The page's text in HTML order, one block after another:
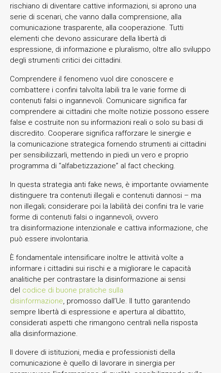
rischiano di diventare cattive informazioni, si aprono una
serie di scenari, che vanno dalla comprensione, alla
comunicazione trasparente, alla cooperazione. Tutti
elementi che devono assicurare della libertà di
espressione, di informazione e pluralismo, oltre allo sviluppo
degli strumenti critici dei cittadini.
Comprendere il fenomeno vuol dire conoscere e
combattere i confini talvolta labili tra le varie forme di
contenuti falsi o ingannevoli. Comunicare significa far
comprendere ai cittadini che molte notizie possono essere
false e costruite non su informazioni reali o solo su basi di
discredito. Cooperare significa rafforzare le sinergie e
la comunicazione strategica fornendo strumenti ai cittadini
per sensibilizzarli, mettendo in piedi un vero e proprio
programma di “alfabetizzazione” al fact checking.
In questa strategia anti fake news, è importante ovviamente
distinguere tra contenuti illegali e contenuti dannosi – ma
non illegali; considerare poi la labilità dei confini tra le varie
forme di contenuti falsi o ingannevoli, ovvero
tra disinformazione intenzionale e cattiva informazione, che
può essere involontaria.
È fondamentale intensificare inoltre le attività volte a
informare i cittadini sui rischi e a migliorare le capacità
analitiche per contrastare la disinformazione ai sensi
del codice di buone pratiche sulla
disinformazione, promosso dall’Ue. Il tutto garantendo
sempre libertà di espressione e apertura al dibattito,
considerati aspetti che rimangono centrali nella risposta
alla disinformazione.
Il dovere di istituzioni, media e professionisti della
comunicazione è quello di lavorare in sinergia per